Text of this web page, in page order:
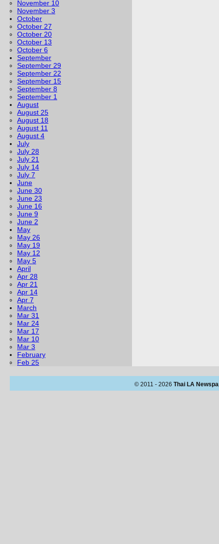
November 10
November 3
October
October 27
October 20
October 13
October 6
September
September 29
September 22
September 15
September 8
September 1
August
August 25
August 18
August 11
August 4
July
July 28
July 21
July 14
July 7
June
June 30
June 23
June 16
June 9
June 2
May
May 26
May 19
May 12
May 5
April
Apr 28
Apr 21
Apr 14
Apr 7
March
Mar 31
Mar 24
Mar 17
Mar 10
Mar 3
February
Feb 25
© 2011 - 2026 Thai LA